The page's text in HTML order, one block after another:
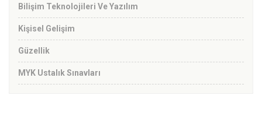
Bilişim Teknolojileri Ve Yazılım
Kişisel Gelişim
Güzellik
MYK Ustalık Sınavları